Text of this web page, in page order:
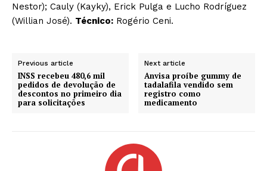
Nestor); Cauly (Kayky), Erick Pulga e Lucho Rodríguez
(Willian José). Técnico: Rogério Ceni.
Previous article
INSS recebeu 480,6 mil
pedidos de devolução de
descontos no primeiro dia
para solicitações
Next article
Anvisa proíbe gummy de
tadalafila vendido sem
registro como
medicamento